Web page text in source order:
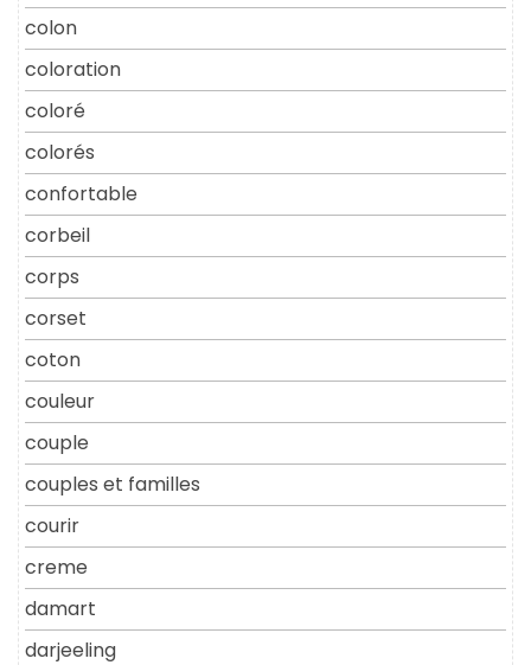
colon
coloration
coloré
colorés
confortable
corbeil
corps
corset
coton
couleur
couple
couples et familles
courir
creme
damart
darjeeling